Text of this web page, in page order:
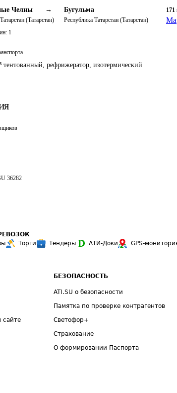
Челны →
(Татарстан)
Бугульма
Республика Татарстан (Татарстан)
171
1
тентованный, рефрижератор, изотермический
36282
Торги Тендеры АТИ-Доки GPS-
сайте
БЕЗОПАСНОСТЬ
ATI.SU о безопасности
Памятка по проверке контрагентов
Светофор+
Страхование
О формировании Паспорта